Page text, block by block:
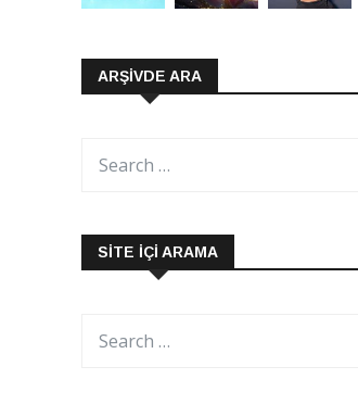
ARŞIVDE ARA
SITE İÇI ARAMA